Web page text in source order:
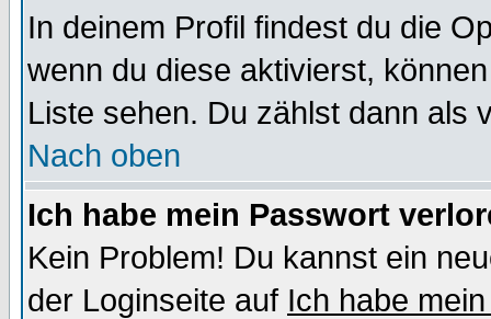
In deinem Profil findest du die
wenn du diese aktivierst,
Liste sehen. Du zählst dann als
Nach oben
Ich habe mein Passwort
Kein Problem! Du kannst ein
der Loginseite auf Ich habe